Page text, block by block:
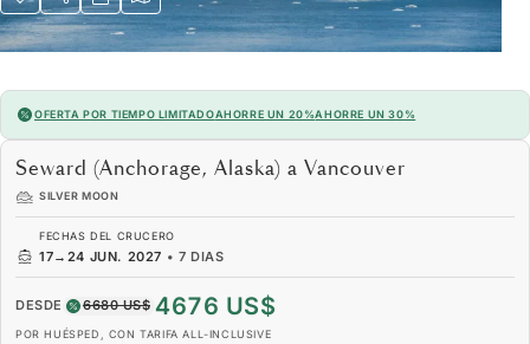
OFERTA POR TIEMPO LIMITADOAHORRE UN 20%AHORRE UN 30%
Seward (Anchorage, Alaska) a Vancouver
SILVER MOON
FECHAS DEL CRUCERO
17→ 24 JUN. 2027 • 7 DIAS
DESDE 6680 US$ 4676 US$
POR HUÉSPED, CON TARIFA ALL-INCLUSIVE